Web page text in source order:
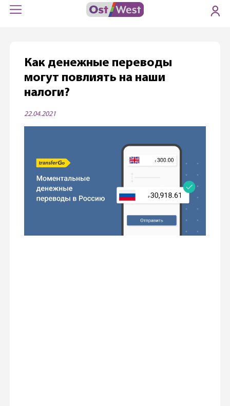
Как денежные переводы
могут повлиять на наши
налоги?
22.04.2021